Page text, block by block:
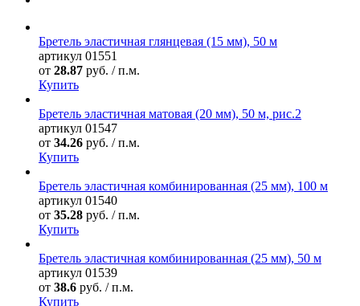
Бретель эластичная глянцевая (15 мм), 50 м
артикул 01551
от 28.87 руб. / п.м.
Купить
Бретель эластичная матовая (20 мм), 50 м, рис.2
артикул 01547
от 34.26 руб. / п.м.
Купить
Бретель эластичная комбинированная (25 мм), 100 м
артикул 01540
от 35.28 руб. / п.м.
Купить
Бретель эластичная комбинированная (25 мм), 50 м
артикул 01539
от 38.6 руб. / п.м.
Купить